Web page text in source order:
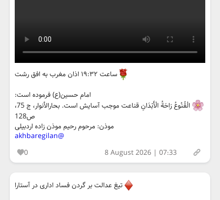
ساعت ۱۹:۳۲ اذان مغرب به افق رشت
امام حسین(ع) فرموده است:
الْقُنُوعُ رَاحَةُ الْأَبْدَانِ قناعت موجب آسایش است. بحارالأنوار، ج 75،
ص128
موذن: مرحوم رحیم موذن زاده اردبیلی
@akhbaregilan
0
8 August 2026 | 07:33
تیغ عدالت بر گردن فساد اداری در آستارا